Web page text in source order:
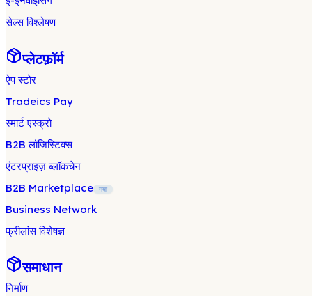
सेल्स विश्लेषण
प्लेटफ़ॉर्म
ऐप स्टोर
Tradeics Pay
स्मार्ट एस्क्रो
B2B लॉजिस्टिक्स
एंटरप्राइज़ ब्लॉकचेन
B2B Marketplace
नया
Business Network
फ्रीलांस विशेषज्ञ
समाधान
निर्माण